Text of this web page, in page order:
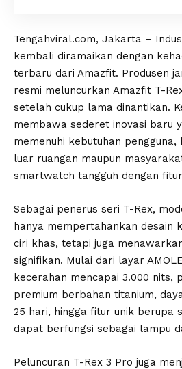
Tengahviral.com, Jakarta –
kembali diramaikan dengan
terbaru dari Amazfit. Produsen
resmi meluncurkan Amazfit T-
setelah cukup lama dinantikan.
membawa sederet inovasi baru
memenuhi kebutuhan
luar ruangan maupun
smartwatch tangguh dengan
Sebagai penerus seri T-Rex,
hanya mempertahankan desain
ciri khas, tetapi juga
signifikan. Mulai dari layar
kecerahan mencapai 3.000 nits,
premium berbahan titanium,
25 hari, hingga fitur unik berupa
dapat berfungsi sebagai lampu
Peluncuran T-Rex 3 Pro juga